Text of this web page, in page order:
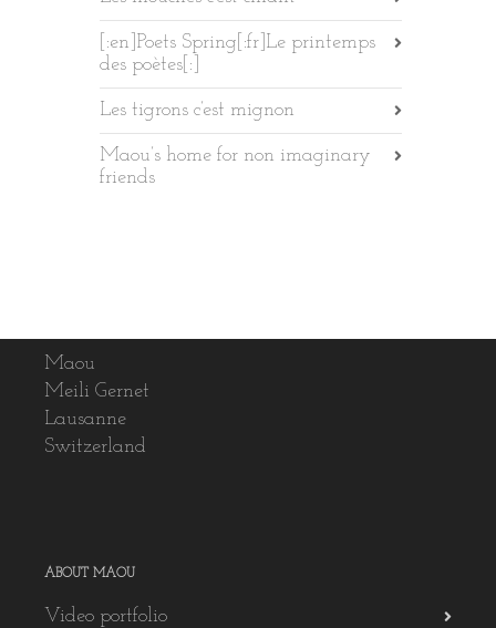
[:en]Poets Spring[:fr]Le printemps
des poètes[:]
Les tigrons c’est mignon
Maou’s home for non imaginary
friends
Maou
Meili Gernet
Lausanne
Switzerland
ABOUT MAOU
Video portfolio